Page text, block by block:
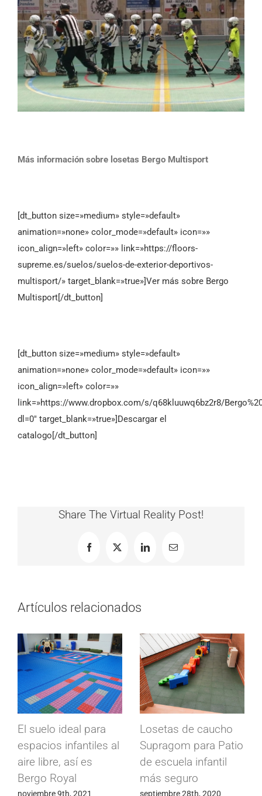
Más información sobre losetas Bergo Multisport
[dt_button size=»medium» style=»default»
animation=»none» color_mode=»default» icon=»»
icon_align=»left» color=»» link=»https://floors-
supreme.es/suelos/suelos-de-exterior-deportivos-
multisport/» target_blank=»true»]Ver más sobre Bergo
Multisport[/dt_button]
[dt_button size=»medium» style=»default»
animation=»none» color_mode=»default» icon=»»
icon_align=»left» color=»»
link=»https://www.dropbox.com/s/q68kluuwq6bz2r8/
dl=0″ target_blank=»true»]Descargar el
catalogo[/dt_button]
Share The Virtual Reality Post!
Facebook
X LinkedInCorreo
Artículos relacionados
Suelos conductivos
Conducta para
fábrica de
componentes
Losetas industriales
Modulfix en cámaras
frigoríficas
abril 15th, 2020